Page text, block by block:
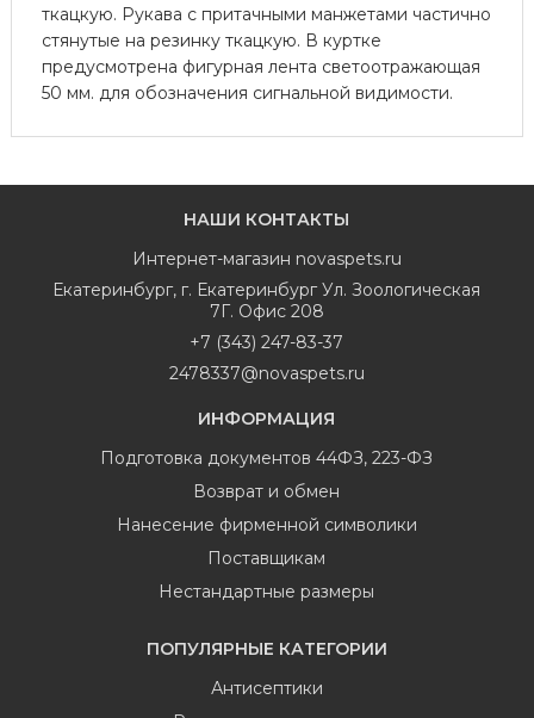
ткацкую. Рукава с притачными манжетами частично
стянутые на резинку ткацкую. В куртке
предусмотрена фигурная лента светоотражающая
50 мм. для обозначения сигнальной видимости.
НАШИ КОНТАКТЫ
Интернет-магазин novaspets.ru
Екатеринбург, г. Екатеринбург Ул. Зоологическая
7Г. Офис 208
+7 (343) 247-83-37
2478337@novaspets.ru
ИНФОРМАЦИЯ
Подготовка документов 44ФЗ, 223-ФЗ
Возврат и обмен
Нанесение фирменной символики
Поставщикам
Нестандартные размеры
ПОПУЛЯРНЫЕ КАТЕГОРИИ
Антисептики